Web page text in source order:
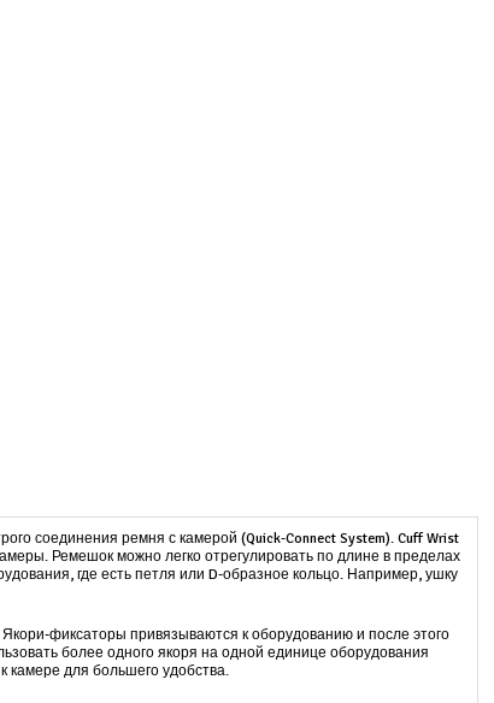
соединения ремня с камерой (Quick-Connect System). Cuff Wrist
Ремешок можно легко отрегулировать по длине в пределах
где есть петля или D-образное кольцо. Например, ушку
фиксаторы привязываются к оборудованию и после этого
более одного якоря на одной единице оборудования
камере для большего удобства.